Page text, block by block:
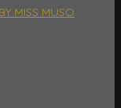
MISS MUSO